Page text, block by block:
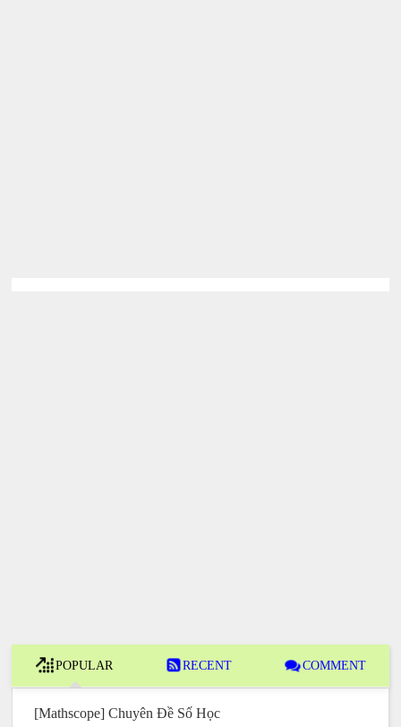
POPULAR RECENT COMMENT
[Mathscope] Chuyên Đề Số Học